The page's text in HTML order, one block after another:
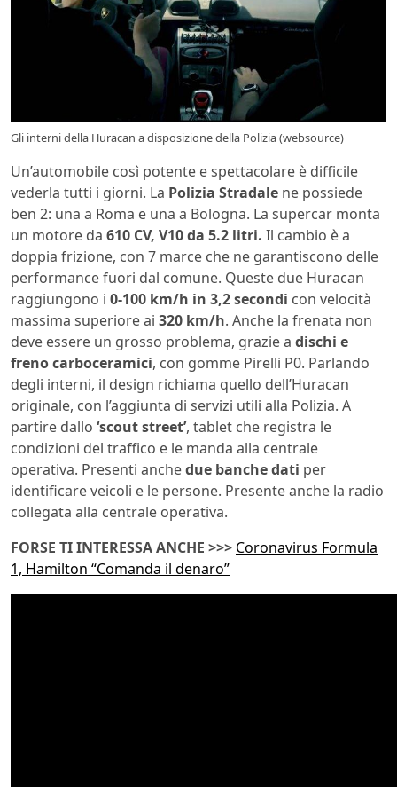
Gli interni della Huracan a disposizione della Polizia (websource)
Un’automobile così potente e spettacolare è difficile
vederla tutti i giorni. La Polizia Stradale ne possiede
ben 2: una a Roma e una a Bologna. La supercar monta
un motore da 610 CV, V10 da 5.2 litri. Il cambio è a
doppia frizione, con 7 marce che ne garantiscono delle
performance fuori dal comune. Queste due Huracan
raggiungono i 0-100 km/h in 3,2 secondi con velocità
massima superiore ai 320 km/h. Anche la frenata non
deve essere un grosso problema, grazie a dischi e
freno carboceramici, con gomme Pirelli P0. Parlando
degli interni, il design richiama quello dell’Huracan
originale, con l’aggiunta di servizi utili alla Polizia. A
partire dallo ‘scout street’, tablet che registra le
condizioni del traffico e le manda alla centrale
operativa. Presenti anchedue banche dati per
identificare veicoli e le persone. Presente anche la radio
collegata alla centrale operativa.
FORSE TI INTERESSA ANCHE >>> Coronavirus Formula
1, Hamilton “Comanda il denaro”